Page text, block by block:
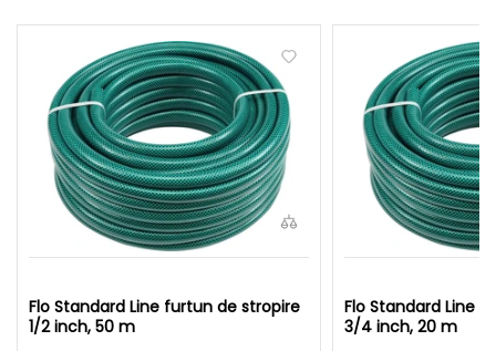
Flo Standard Line furtun de stropire
1/2 inch, 50 m
Flo Standard Line
3/4 inch, 20 m